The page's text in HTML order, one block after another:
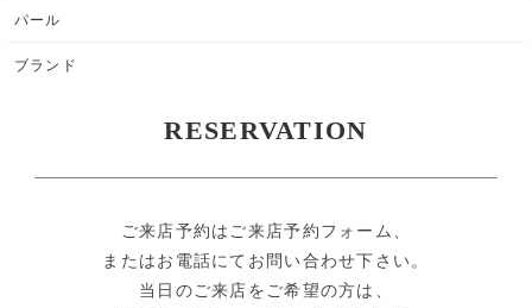
パール
ブランド
RESERVATION
ご来店予約はご来店予約フォーム、
またはお電話にてお問い合わせ下さい。
当日のご来店をご希望の方は、